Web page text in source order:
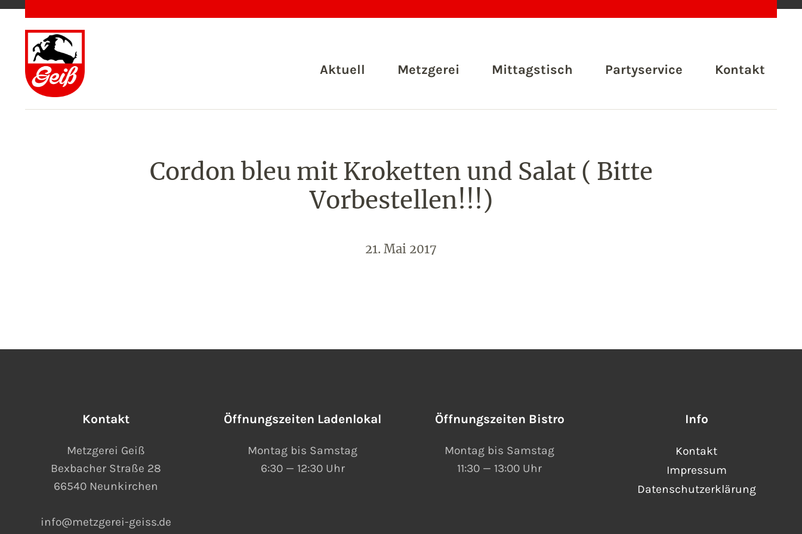
Aktuell Metzgerei Mittagstisch Partyservice Kontakt
Cordon bleu mit Kroketten und Salat ( Bitte
Vorbestellen!!!)
21. Mai 2017
Kontakt
Metzgerei Geiß
Bexbacher Straße 28
66540 Neunkirchen
info@metzgerei-geiss.de
Öffnungszeiten Ladenlokal
Montag bis Samstag
6:30 — 12:30 Uhr
Öffnungszeiten Bistro
Montag bis Samstag
11:30 — 13:00 Uhr
Info
Kontakt
Impressum
Datenschutzerklärung